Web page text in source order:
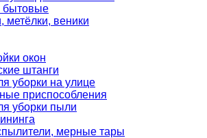
бытовые
метёлки, веники
окон
штанги
уборки на улице
приспособления
уборки пыли
мерные тары